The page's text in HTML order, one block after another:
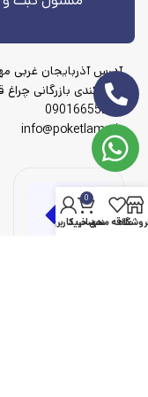
آدرس آذربایجان غربی
شهریکندی بازرگانی
09016655250
info@poketlamp.ir
علاقه مندی
0
سبد خرید
حساب کاربری من